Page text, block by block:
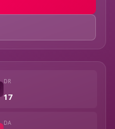
DR
17
DA